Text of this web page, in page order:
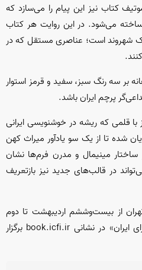
کتاب نیز این پیام را می‌سازد که
می‌شود. در این روایت هر کتاب
شهروند است؛ عناصری مستقل که در
بر سه رنگ سبز، سفید و قرمز استوار
پرچم ایران باشد.
با قلمی که ریشه در خوشنویسی ایرانی
شده تا از یک سو یادآور میراث کهن
ساختار مینیمال و مدرن فرم‌ها نشان
در قالب‌های جدید نیز بازتعریف
از بیست‌وششم اردیبهشت تا دوم
خرداد (۱۴۰۵) با شعار «بخوانیم برای ایران» در نشانی book.icfi.ir برگزار